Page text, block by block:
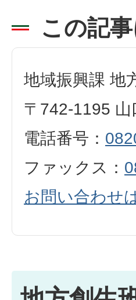
この記
地域振興課 地
〒742-1195
電話番号：
ファックス：
お問い合わせ